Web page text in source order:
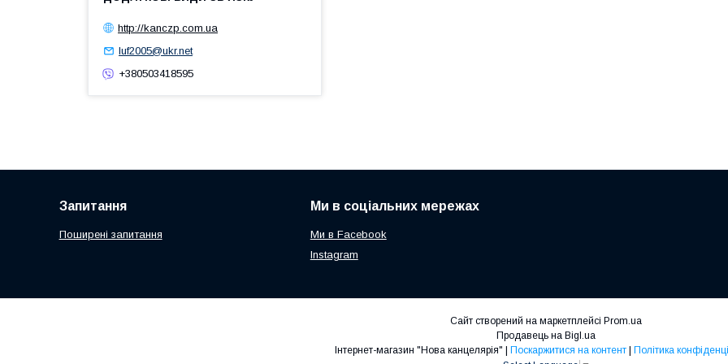
http://kanczp.com.ua
luf2005@ukr.net
+380503418595
Запитання
Поширені запитання
Ми в соціальних мережах
Ми в Facebook
Instagram
Сайт створений на маркетплейсі Prom.ua
Продавець на Bigl.ua
Поскаржитися на контент
Політика